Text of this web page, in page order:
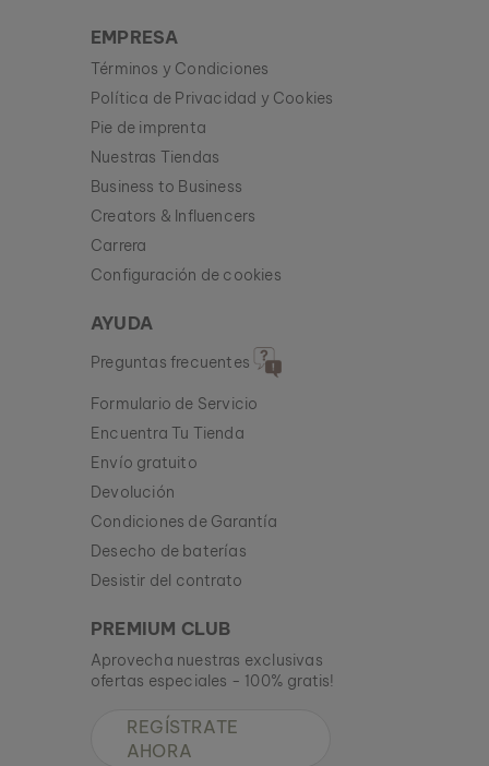
EMPRESA
Términos y Condiciones
Política de Privacidad y Cookies
Pie de imprenta
Nuestras Tiendas
Business to Business
Creators & Influencers
Carrera
Configuración de cookies
AYUDA
Preguntas frecuentes
Formulario de Servicio
Encuentra Tu Tienda
Envío gratuito
Devolución
Condiciones de Garantía
Desecho de baterías
Desistir del contrato
PREMIUM CLUB
Aprovecha nuestras exclusivas
ofertas especiales - 100% gratis!
REGÍSTRATE
AHORA